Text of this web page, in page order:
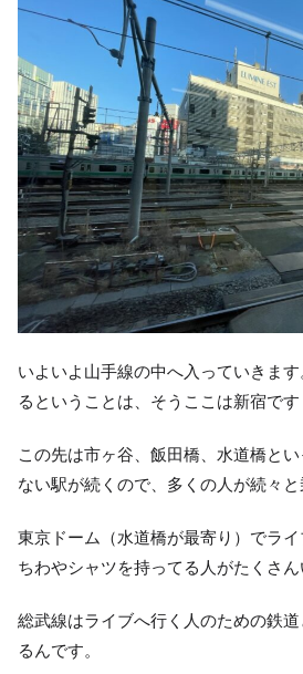
いよいよ山手線の中へ入っていきま
るということは、そうここは新宿です
この先は市ヶ谷、飯田橋、水道橋と
ない駅が続くので、多くの人が続々と
東京ドーム（水道橋が最寄り）でラ
ちわやシャツを持ってる人がたくさん
総武線はライブへ行く人のための鉄
るんです。